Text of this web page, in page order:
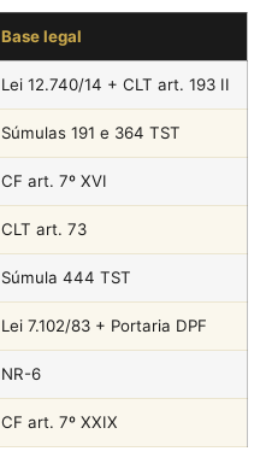
Base legal
Lei 12.740/14 + CLT art. 193 II
Súmulas 191 e 364 TST
CF art. 7º XVI
CLT art. 73
Súmula 444 TST
Lei 7.102/83 + Portaria DPF
NR-6
CF art. 7º XXIX